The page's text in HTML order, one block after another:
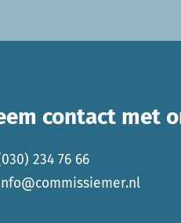
contact met
234 76 66